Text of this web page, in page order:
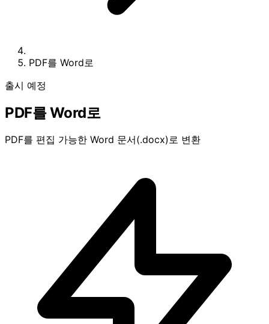
PDF를 Word로
출시 예정
PDF를 Word로
PDF를 편집 가능한 Word 문서(.docx)로 변환